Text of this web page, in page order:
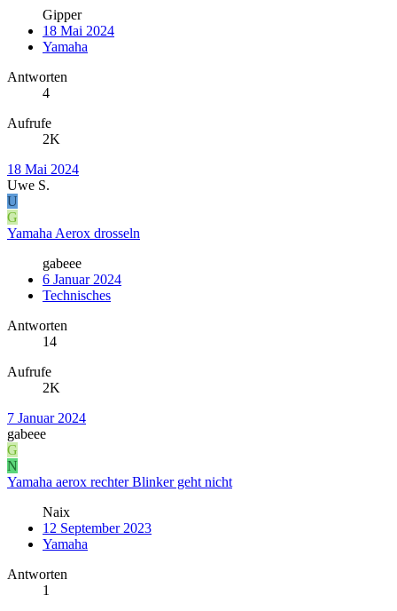
Gipper
18 Mai 2024
Yamaha
Antworten
4
Aufrufe
2K
18 Mai 2024
Uwe S.
U
G
Yamaha Aerox drosseln
gabeee
6 Januar 2024
Technisches
Antworten
14
Aufrufe
2K
7 Januar 2024
gabeee
G
N
Yamaha aerox rechter Blinker geht nicht
Naix
12 September 2023
Yamaha
Antworten
1